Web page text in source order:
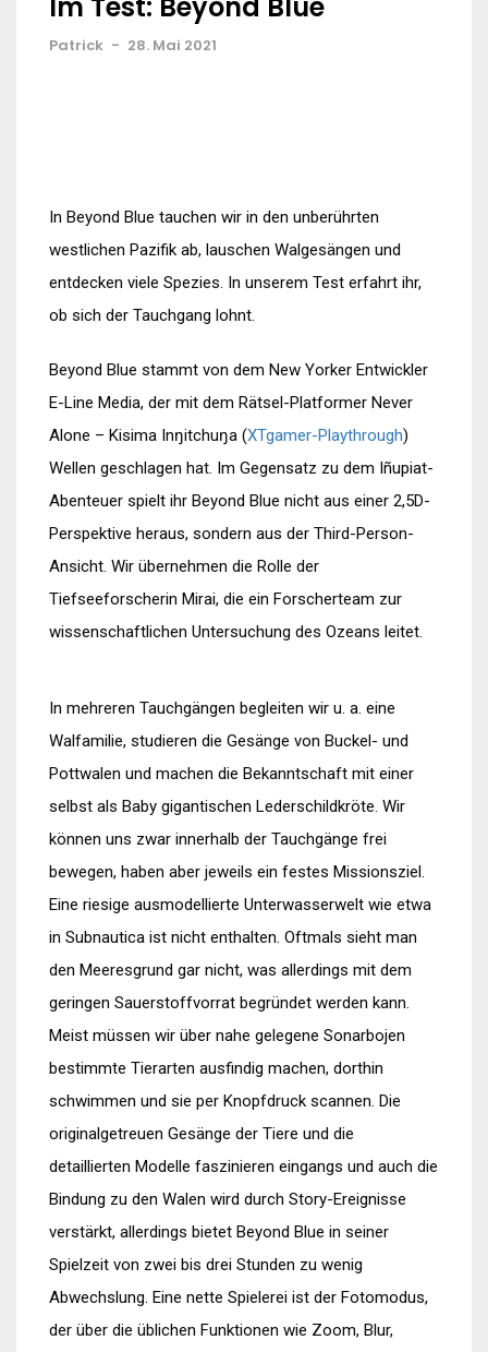
Patrick - 28. Mai 2021
In Beyond Blue tauchen wir in den unberührten
westlichen Pazifik ab, lauschen Walgesängen und
entdecken viele Spezies. In unserem Test erfahrt ihr,
ob sich der Tauchgang lohnt.
Beyond Blue stammt von dem New Yorker Entwickler
E-Line Media, der mit dem Rätsel-Platformer Never
Alone – Kisima Inŋitchuŋa (XTgamer-Playthrough)
Wellen geschlagen hat. Im Gegensatz zu dem Iñupiat-
Abenteuer spielt ihr Beyond Blue nicht aus einer 2,5D-
Perspektive heraus, sondern aus der Third-Person-
Ansicht. Wir übernehmen die Rolle der
Tiefseeforscherin Mirai, die ein Forscherteam zur
wissenschaftlichen Untersuchung des Ozeans leitet.
In mehreren Tauchgängen begleiten wir u. a. eine
Walfamilie, studieren die Gesänge von Buckel- und
Pottwalen und machen die Bekanntschaft mit einer
selbst als Baby gigantischen Lederschildkröte. Wir
können uns zwar innerhalb der Tauchgänge frei
bewegen, haben aber jeweils ein festes Missionsziel.
Eine riesige ausmodellierte Unterwasserwelt wie etwa
in Subnautica ist nicht enthalten. Oftmals sieht man
den Meeresgrund gar nicht, was allerdings mit dem
geringen Sauerstoffvorrat begründet werden kann.
Meist müssen wir über nahe gelegene Sonarbojen
bestimmte Tierarten ausfindig machen, dorthin
schwimmen und sie per Knopfdruck scannen. Die
originalgetreuen Gesänge der Tiere und die
detaillierten Modelle faszinieren eingangs und auch die
Bindung zu den Walen wird durch Story-Ereignisse
verstärkt, allerdings bietet Beyond Blue in seiner
Spielzeit von zwei bis drei Stunden zu wenig
Abwechslung. Eine nette Spielerei ist der Fotomodus,
der über die üblichen Funktionen wie Zoom, Blur,